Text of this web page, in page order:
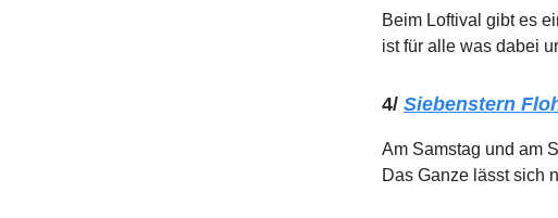
Beim Loftival gibt es
ist für alle was dabei
4/ Siebenstern
Am Samstag und am
Das Ganze lässt sich